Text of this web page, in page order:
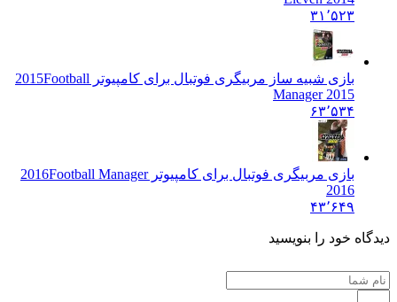
۳۱٬۵۲۳
بازی شبیه ساز مربیگری فوتبال برای کامپیوتر 2015 Football
Manager 2015
۶۳٬۵۳۴
بازی مربیگری فوتبال برای کامپیوتر 2016Football Manager
2016
۴۳٬۶۴۹
دیدگاه خود را بنویسید